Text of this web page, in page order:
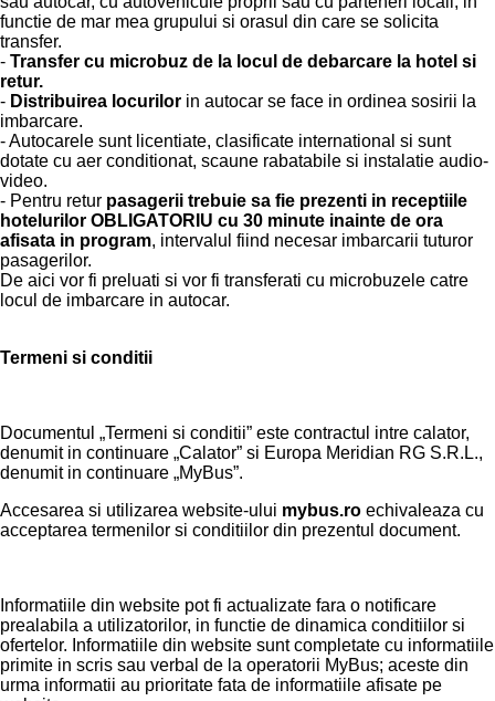
functie de mar mea grupului si orasul din care se solicita
transfer.
- Transfer cu microbuz de la locul de debarcare la hotel si
retur.
- Distribuirea locurilor in autocar se face in ordinea sosirii la
imbarcare.
- Autocarele sunt licentiate, clasificate international si sunt
dotate cu aer conditionat, scaune rabatabile si instalatie audio-
video.
- Pentru retur pasagerii trebuie sa fie prezenti in receptiile
hotelurilor OBLIGATORIU cu 30 minute inainte de ora
afisata in program, intervalul fiind necesar imbarcarii tuturor
pasagerilor.
De aici vor fi preluati si vor fi transferati cu microbuzele catre
locul de imbarcare in autocar.
Termeni si conditii
Documentul „Termeni si conditii” este contractul intre calator,
denumit in continuare „Calator” si Europa Meridian RG S.R.L.,
denumit in continuare „MyBus”.
Accesarea si utilizarea website-ului mybus.ro echivaleaza cu
acceptarea termenilor si conditiilor din prezentul document.
Informatiile din website pot fi actualizate fara o notificare
prealabila a utilizatorilor, in functie de dinamica conditiilor si
ofertelor. Informatiile din website sunt completate cu informatiile
primite in scris sau verbal de la operatorii MyBus; aceste din
urma informatii au prioritate fata de informatiile afisate pe